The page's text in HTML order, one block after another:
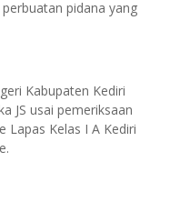
pidana yang
Kabupaten Kediri
JS usai pemeriksaan
Lapas Kelas I A Kediri